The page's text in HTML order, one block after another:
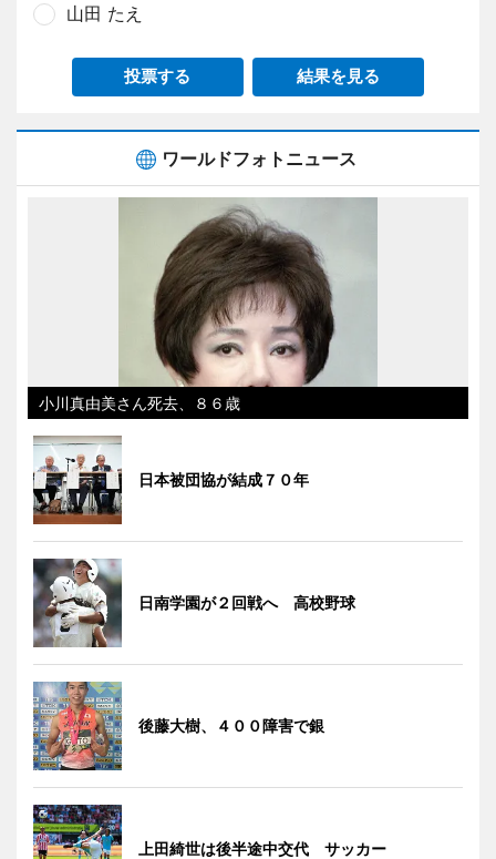
山田 たえ
投票する 結果を見る
ワールドフォトニュース
小川真由美さん死去、８６歳
日本被団協が結成７０年
日南学園が２回戦へ 高校野球
後藤大樹、４００障害で銀
上田綺世は後半途中交代 サッカー